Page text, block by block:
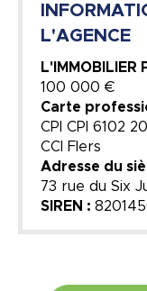
L'AGENCE
L'IMMOBILIER
100 000 €
Carte
CPI CPI 6102
CCI Flers
Adresse du
73 rue du Six
SIREN :